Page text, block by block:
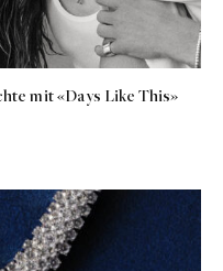
mit «Days Like This»